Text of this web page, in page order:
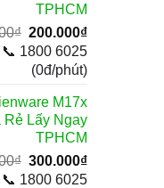
TPHCM
₫ Giá
gốc
là:
200.000₫Giá
hiện
tại
200.000₫.
1800 6025
(0đ/phút)
M17x
Rẻ Lấy Ngay
TPHCM
₫ Giá
gốc
300.000₫Giá
hiện
1800 6025